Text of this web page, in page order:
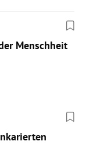
Menschheit